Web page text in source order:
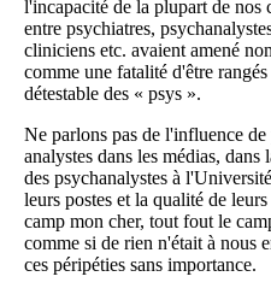
l'incapacité de la plupart de
entre psychiatres,
cliniciens etc. avaient amené
comme une fatalité d'être
détestable des « psys ».
Ne parlons pas de l'influence
analystes dans les médias,
des psychanalystes à
leurs postes et la qualité de
camp mon cher, tout fout le
comme si de rien n'était à nous
ces péripéties sans importance.